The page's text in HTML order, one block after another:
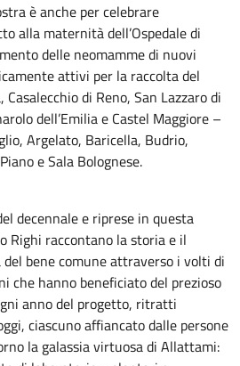
è anche per celebrare
alla maternità dell’Ospedale di
delle neomamme di nuovi
attivi per la raccolta del
di Reno, San Lazzaro di
dell’Emilia e Castel Maggiore –
Argelato, Baricella, Budrio,
e Sala Bolognese.
decennale e riprese in questa
Righi raccontano la storia e il
bene comune attraverso i volti di
che hanno beneficiato del prezioso
anno del progetto, ritratti
ciascuno affiancato dalle persone
la galassia virtuosa di Allattami: